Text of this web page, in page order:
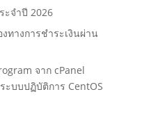
ะจำปี 2026
ทางการชำระเงินผ่าน
จาก cPanel
บบปฏิบัติการ CentOS